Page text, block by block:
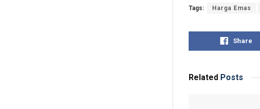
Tags: Harga Emas
Share
Related Posts